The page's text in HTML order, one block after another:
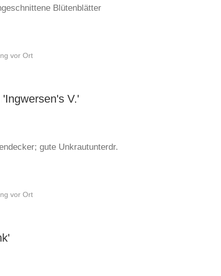
Blütenblätter
vor Ort
V.'
gute Unkrautunterdr.
vor Ort